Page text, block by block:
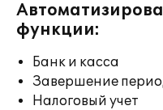
функции:
Банк и касса
Завершение
Налоговый учет